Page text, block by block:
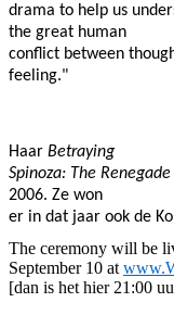
drama to help us
the great human
conflict between
feeling."
Haar Betraying
Spinoza: The
2006. Ze won
er in dat jaar ook de
The ceremony will be
September 10 at
[dan is het hier 21:00